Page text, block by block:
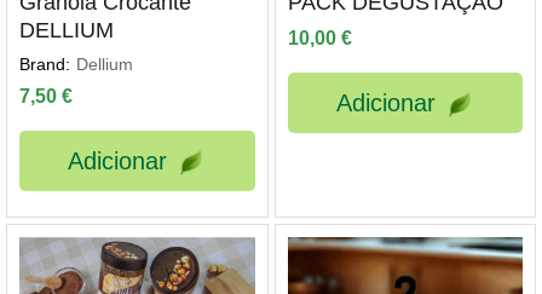
DELLIUM
Brand: Dellium
7,50 €
Adicionar
10,00 €
Adicionar